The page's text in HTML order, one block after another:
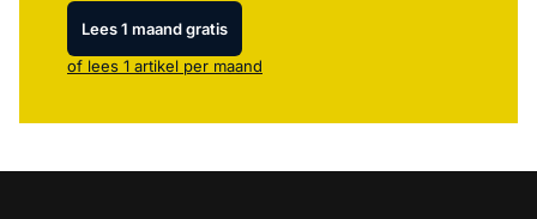
Lees 1 maand gratis
of lees 1 artikel per maand